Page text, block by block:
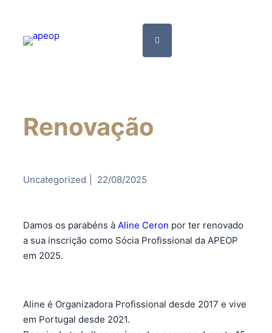
Renovação
Uncategorized 22/08/2025
Damos os parabéns à Aline Ceron por ter renovado
a sua inscrição como Sócia Profissional da APEOP
em 2025.
Aline é Organizadora Profissional desde 2017 e vive
em Portugal desde 2021.